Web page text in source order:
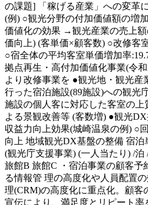
の課題] 「稼げる産業」への変革
(例) ○観光分野の付加価値額の増
価値化の効果 →観光産業の売上
価向上) (客単価×顧客数) ○改修客
○宿全体の平均客室単価増加率
拠点再生・高付加価値化事業(令
より改修事業を ●観光地・観光産
行った宿泊施設(89施設)への観光
施設の個人客に対応した客室の上
よる景観改善等 (客数増) ●観光
収益力向上効果(城崎温泉の例) ○
向上 地域観光DX基盤の整備 宿泊
(観光庁支援事業) (一人当たり) /泊
旅館B 旅館C ・宿泊事業の顧客予
る情報管 理の高度化や人員配置
理(CRM)の高度化に重点化。顧客
宣伝により、満足度とリピート